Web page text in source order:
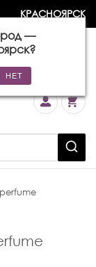
КРАСНОЯРСК
—
?